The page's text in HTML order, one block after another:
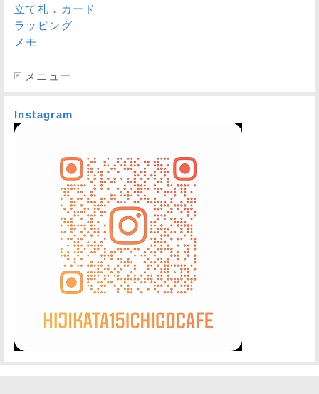
立て札．カード
ラッピング
メモ
メニュー
Instagram